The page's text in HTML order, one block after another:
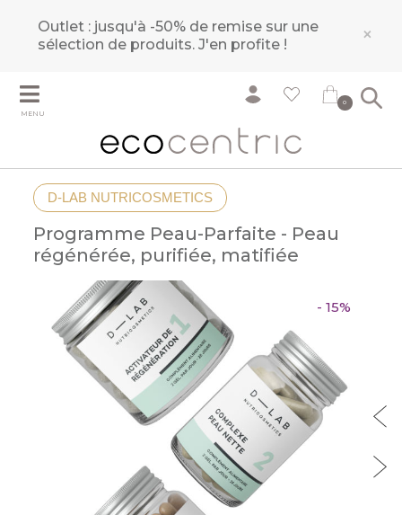
Outlet : jusqu'à -50% de remise sur une
sélection de produits.J'en profite ! ×
MENU
0
D-LAB NUTRICOSMETICS
Programme Peau-Parfaite - Peau
régénérée, purifiée, matifiée
- 15%